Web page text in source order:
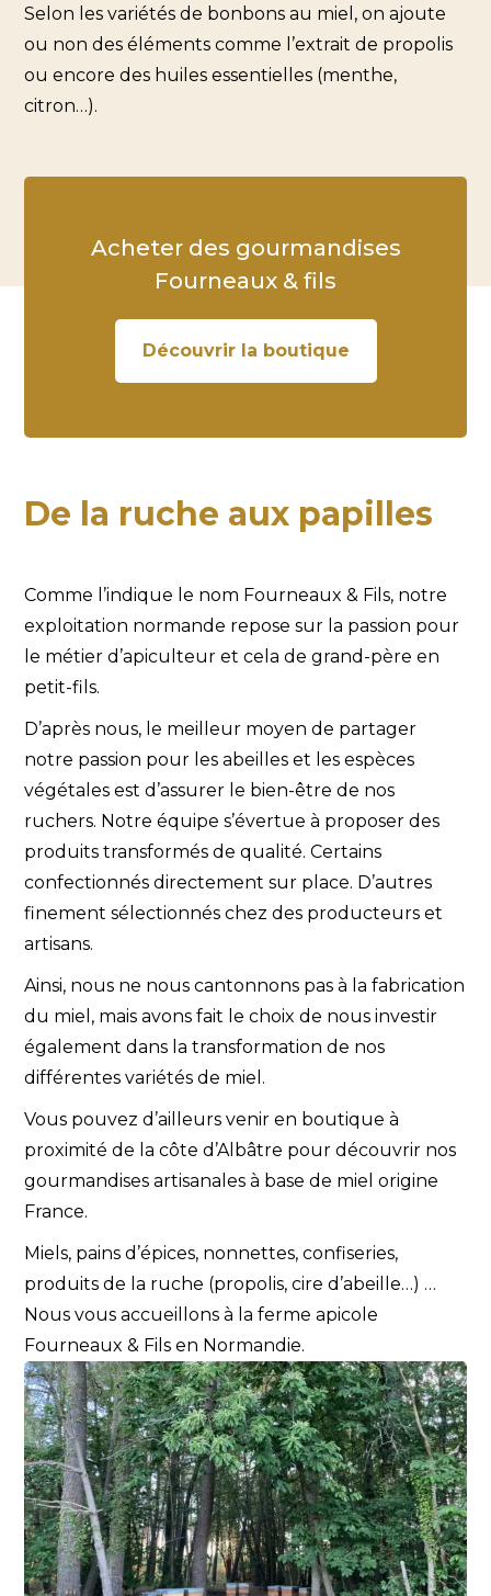
Selon les variétés de bonbons au miel, on ajoute
ou non des éléments comme l’extrait de propolis
ou encore des huiles essentielles (menthe,
citron…).
Acheter des gourmandises
Fourneaux & fils
Découvrir la boutique
De la ruche aux papilles
Comme l’indique le nom Fourneaux & Fils, notre
exploitation normande repose sur la passion pour
le métier d’apiculteur et cela de grand-père en
petit-fils.
D’après nous, le meilleur moyen de partager
notre passion pour les abeilles et les espèces
végétales est d’assurer le bien-être de nos
ruchers. Notre équipe s’évertue à proposer des
produits transformés de qualité. Certains
confectionnés directement sur place. D’autres
finement sélectionnés chez des producteurs et
artisans.
Ainsi, nous ne nous cantonnons pas à la fabrication
du miel, mais avons fait le choix de nous investir
également dans la transformation de nos
différentes variétés de miel.
Vous pouvez d’ailleurs venir en boutique à
proximité de la côte d’Albâtre pour découvrir nos
gourmandises artisanales à base de miel origine
France.
Miels, pains d’épices, nonnettes, confiseries,
produits de la ruche (propolis, cire d’abeille…) …
Nous vous accueillons à la ferme apicole
Fourneaux & Fils en Normandie.